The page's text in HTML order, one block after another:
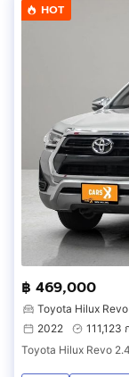
HOT
฿ 469,000
Toyota Hilux
2022
111,123
Toyota Hilux Revo